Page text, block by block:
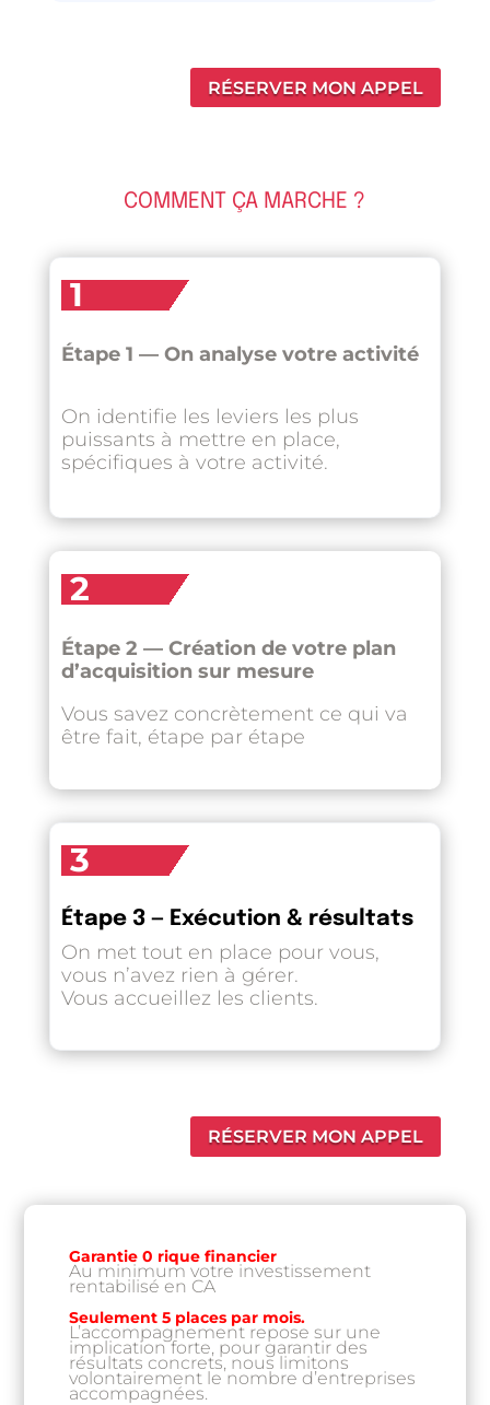
RÉSERVER MON APPEL
COMMENT ÇA MARCHE ?
1
Étape 1 — On analyse votre activité
On identifie les leviers les plus
puissants à mettre en place,
spécifiques à votre activité.
2
Étape 2 — Création de votre plan
d’acquisition sur mesure
Vous savez concrètement ce qui va
être fait, étape par étape
3
Étape 3 — Exécution & résultats
On met tout en place pour vous,
vous n’avez rien à gérer.
Vous accueillez les clients.
RÉSERVER MON APPEL
Garantie 0 rique financier
Au minimum votre investissement
rentabilisé en CA
Seulement 5 places par mois.
L’accompagnement repose sur une
implication forte, pour garantir des
résultats concrets, nous limitons
volontairement le nombre d’entreprises
accompagnées.